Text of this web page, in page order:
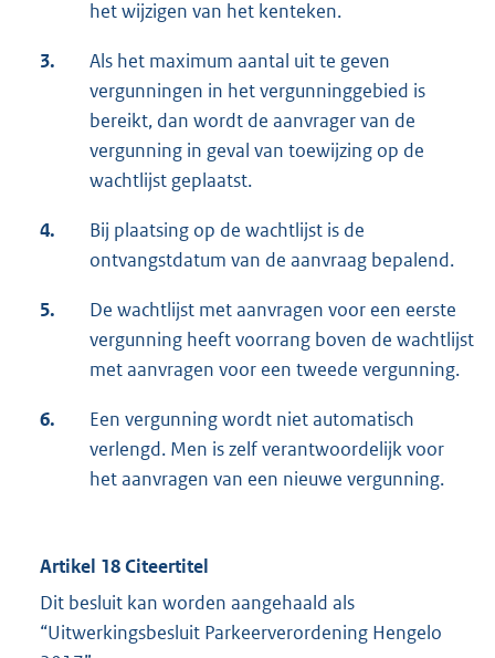
het wijzigen van het kenteken.
3.
Als het maximum aantal uit te geven
vergunningen in het vergunninggebied is
bereikt, dan wordt de aanvrager van de
vergunning in geval van toewijzing op de
wachtlijst geplaatst.
4.
Bij plaatsing op de wachtlijst is de
ontvangstdatum van de aanvraag bepalend.
5.
De wachtlijst met aanvragen voor een eerste
vergunning heeft voorrang boven de wachtlijst
met aanvragen voor een tweede vergunning.
6.
Een vergunning wordt niet automatisch
verlengd. Men is zelf verantwoordelijk voor
het aanvragen van een nieuwe vergunning.
Artikel 18 Citeertitel
Dit besluit kan worden aangehaald als
“Uitwerkingsbesluit Parkeerverordening Hengelo